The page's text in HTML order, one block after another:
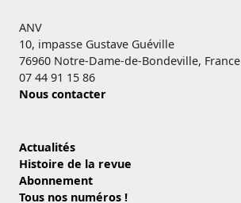
ANV
10, impasse Gustave Guéville
76960 Notre-Dame-de-Bondeville, France
07 44 91 15 86
Nous contacter
Actualités
Histoire de la revue
Abonnement
Tous nos numéros !